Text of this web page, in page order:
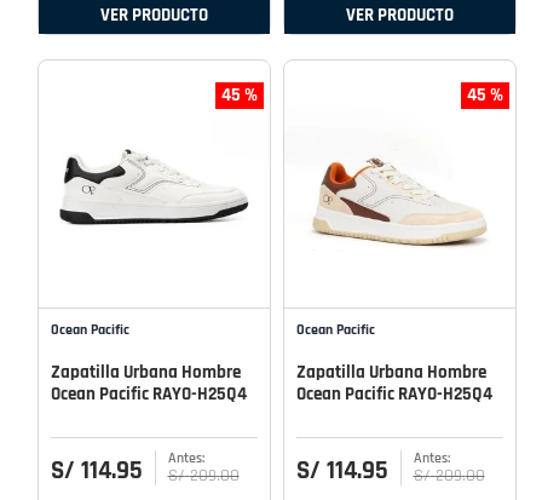
VER PRODUCTO VER PRODUCTO
45 %
Ocean Pacific
Zapatilla Urbana Hombre
Ocean Pacific RAYO-H25Q4
S/ 114.95 S/ 209.00
45 %
Ocean Pacific
Zapatilla Urbana Hombre
Ocean Pacific RAYO-H25Q4
S/ 114.95 S/ 209.00